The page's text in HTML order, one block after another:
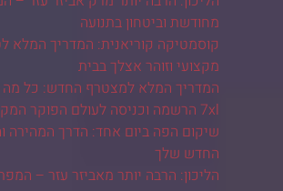
מחודשת וביטחון בתנועה
קוסמטיקה קוריאנית: המדריך המלא
מקצועי וזוהר אצלך בבית
המדריך המלא למצטרף החדש: כל
7xl הרשמה וכניסה לעולם הפוקר המקצועי
שיקום הפה ביום אחד: הדרך המהירה
החדש שלך
הליכון: הרבה יותר מאביזר עזר –